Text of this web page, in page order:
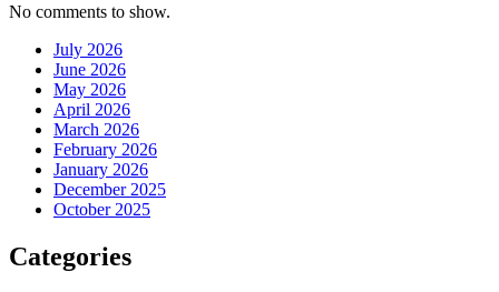
No comments to show.
July 2026
June 2026
May 2026
April 2026
March 2026
February 2026
January 2026
December 2025
October 2025
Categories